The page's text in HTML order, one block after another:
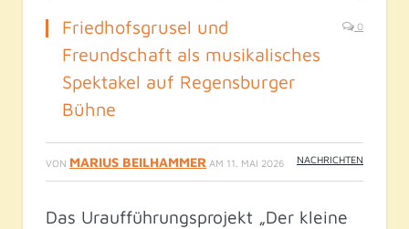
Friedhofsgrusel und
Freundschaft als musikalisches
Spektakel auf Regensburger
Bühne
0
VON MARIUS BEILHAMMER AM 11. MAI 2026 NACHRICHTEN
Das Uraufführungsprojekt „Der kleine